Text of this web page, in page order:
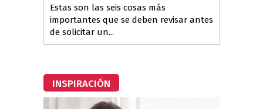
Estas son las seis cosas más
importantes que se deben revisar antes
de solicitar un...
INSPIRACIÓN